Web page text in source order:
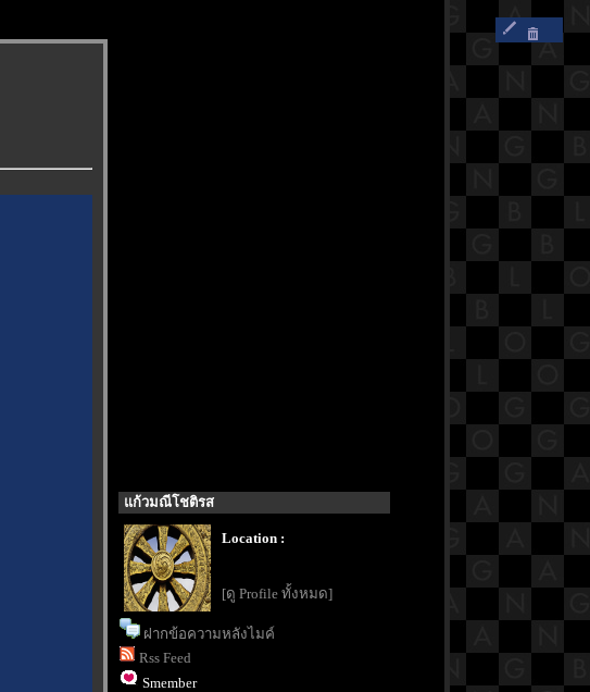
ก้วมณีโชติรส
Location :
[ดู Profile ทั้งหมด]
ฝากข้อความหลังไมค์
Rss Feed
Smember